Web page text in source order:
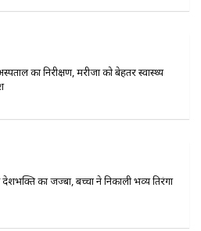
का निरीक्षण, मरीजों को बेहतर स्वास्थ्य
का जज्बा, बच्चों ने निकाली भव्य तिरंगा